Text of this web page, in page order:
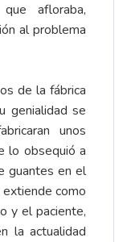
afloraba,
al problema
de la fábrica
genialidad se
unos
lo obsequió a
guantes en el
como
y el paciente,
la actualidad